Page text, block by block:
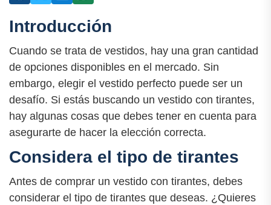
Introducción
Cuando se trata de vestidos, hay una gran cantidad
de opciones disponibles en el mercado. Sin
embargo, elegir el vestido perfecto puede ser un
desafío. Si estás buscando un vestido con tirantes,
hay algunas cosas que debes tener en cuenta para
asegurarte de hacer la elección correcta.
Considera el tipo de tirantes
Antes de comprar un vestido con tirantes, debes
considerar el tipo de tirantes que deseas. ¿Quieres